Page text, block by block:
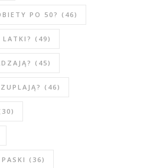
PO 50? (46)
LATKI? (49)
(45)
(46)
(36)